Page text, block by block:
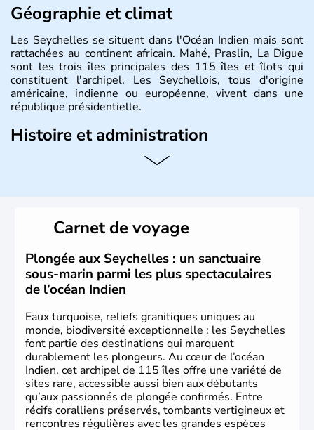
Géographie et climat
Les Seychelles se situent dans l'Océan Indien mais sont
rattachées au continent africain. Mahé, Praslin, La Digue
sont les trois îles principales des 115 îles et îlots qui
constituent l'archipel. Les Seychellois, tous d'origine
américaine, indienne ou européenne, vivent dans une
république présidentielle.
Histoire et administration
C'est le navigateur portugais Vasco de Gama qui a
Louis XV. L'archipel est passé sous contrôle britannique,
après l'échec des initiatives napoléoniennes de 1814.
Carnet de voyage
Plongée aux Seychelles : un sanctuaire
sous-marin parmi les plus spectaculaires
de l’océan Indien
Eaux turquoise, reliefs granitiques uniques au
monde, biodiversité exceptionnelle : les Seychelles
font partie des destinations qui marquent
durablement les plongeurs. Au cœur de l’océan
Indien, cet archipel de 115 îles offre une variété de
sites rare, accessible aussi bien aux débutants
qu’aux passionnés de plongée confirmés. Entre
récifs coralliens préservés, tombants vertigineux et
rencontres régulières avec les grandes espèces